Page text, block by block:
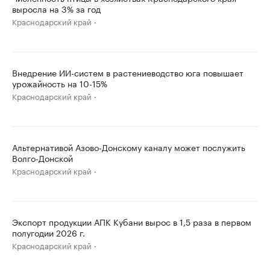
выросла на 3% за год
Краснодарский край
Внедрение ИИ-систем в растениеводство юга повышает
урожайность на 10-15%
Краснодарский край
Альтернативой Азово-Донскому каналу может послужить
Волго-Донской
Краснодарский край
Экспорт продукции АПК Кубани вырос в 1,5 раза в первом
полугодии 2026 г.
Краснодарский край